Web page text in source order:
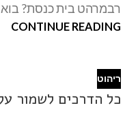
רבמרהט בית כנסת?
CONTINUE READING
ריהוט
כל הדרכים לשמור